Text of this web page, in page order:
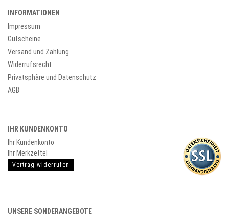
INFORMATIONEN
Impressum
Gutscheine
Versand und Zahlung
Widerrufsrecht
Privatsphäre und Datenschutz
AGB
IHR KUNDENKONTO
Ihr Kundenkonto
Ihr Merkzettel
Vertrag widerrufen
UNSERE SONDERANGEBOTE